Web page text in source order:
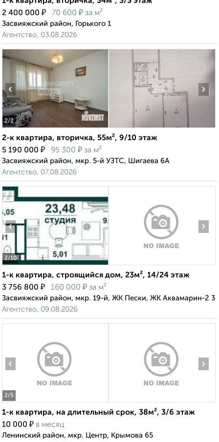
2 400 000 ₽ 70 600 ₽ за м²
Засвияжский район, Горького 1
Агентство, 03.08.2026
2/2
‹ ›
2-к квартира, вторичка, 55м², 9/10 этаж
5 190 000 ₽ 95 300 ₽ за м²
Засвияжский район, мкр. 5-й УЗТС, Шигаева 6А
Агентство, 07.08.2026
2/10
‹ ›
1-к квартира, строящийся дом, 23м², 14/24 этаж
3 756 800 ₽ 160 000 ₽ за м²
Засвияжский район, мкр. 19-й, ЖК Пески, ЖК Аквамарин-2 3
Агентство, 09.08.2026
2/5
‹ ›
1-к квартира, на длительный срок, 38м², 3/6 этаж
10 000 ₽ в месяц
Ленинский район, мкр. Центр, Крымова 65